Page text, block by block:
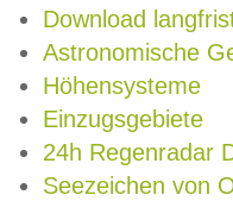
Download
Astronomische
Höhensysteme
Einzugsgebiete
24h Regenradar
Seezeichen von